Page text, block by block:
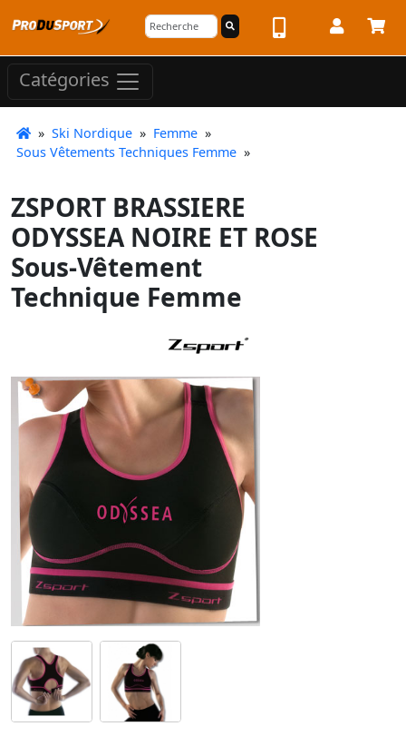
Catégories
» Ski Nordique » Femme »
Sous Vêtements Techniques Femme »
ZSPORT BRASSIERE
ODYSSEA NOIRE ET ROSE
Sous-Vêtement
Technique Femme